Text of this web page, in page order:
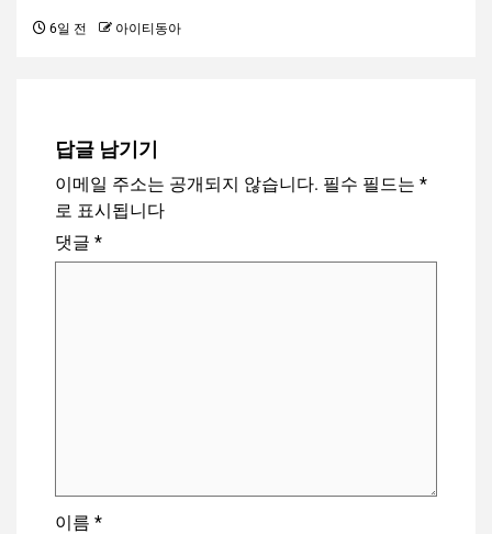
6일 전 아이티동아
답글 남기기
이메일 주소는 공개되지 않습니다. 필수 필드는 *
로 표시됩니다
댓글 *
이름 *